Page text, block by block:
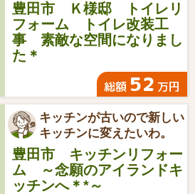
豊田市 Ｋ様邸 トイレリ
フォーム トイレ改装工
事 素敵な空間になりまし
た＊
総額 52 万円
キッチンが古いので新しい
キッチンに変えたいわ。
豊田市 キッチンリフォー
ム ～念願のアイランドキ
ッチンへ＊*～